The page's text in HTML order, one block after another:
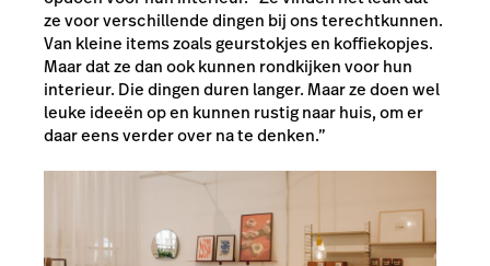
ze voor verschillende dingen bij ons terechtkunnen.
Van kleine items zoals geurstokjes en koffiekopjes.
Maar dat ze dan ook kunnen rondkijken voor hun
interieur. Die dingen duren langer. Maar ze doen wel
leuke ideeën op en kunnen rustig naar huis, om er
daar eens verder over na te denken.”